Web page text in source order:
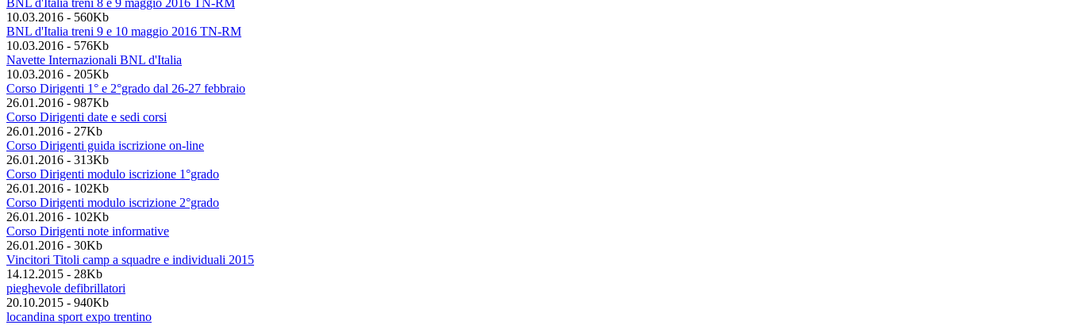
BNL d'Italia treni 8 e 9 maggio 2016 TN-RM
10.03.2016 - 560Kb
BNL d'Italia treni 9 e 10 maggio 2016 TN-RM
10.03.2016 - 576Kb
Navette Internazionali BNL d'Italia
10.03.2016 - 205Kb
Corso Dirigenti 1° e 2°grado dal 26-27 febbraio
26.01.2016 - 987Kb
Corso Dirigenti date e sedi corsi
26.01.2016 - 27Kb
Corso Dirigenti guida iscrizione on-line
26.01.2016 - 313Kb
Corso Dirigenti modulo iscrizione 1°grado
26.01.2016 - 102Kb
Corso Dirigenti modulo iscrizione 2°grado
26.01.2016 - 102Kb
Corso Dirigenti note informative
26.01.2016 - 30Kb
Vincitori Titoli camp a squadre e individuali 2015
14.12.2015 - 28Kb
pieghevole defibrillatori
20.10.2015 - 940Kb
locandina sport expo trentino